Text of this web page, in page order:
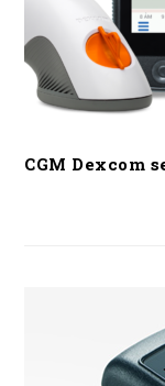
CGM Dexcom